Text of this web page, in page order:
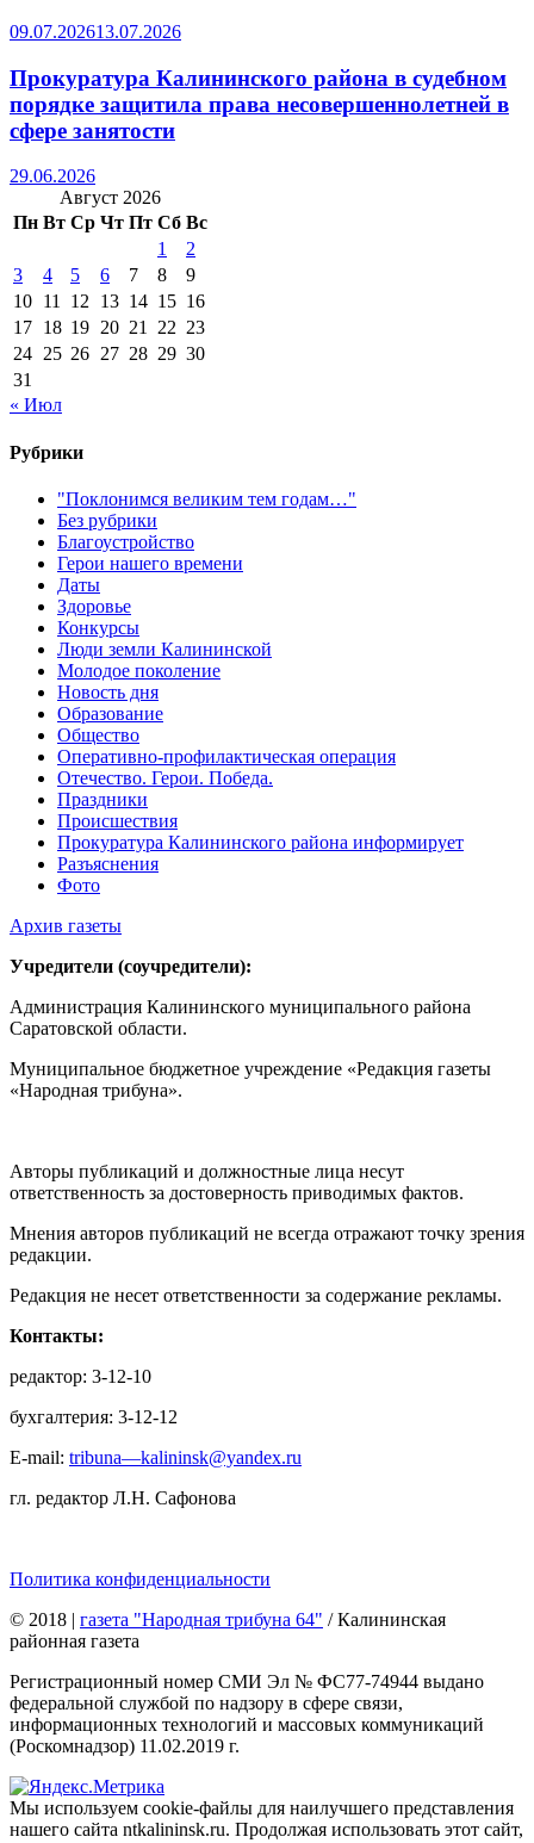
09.07.202613.07.2026
Прокуратура Калининского района в судебном
порядке защитила права несовершеннолетней в
сфере занятости
29.06.2026
Август 2026
Пн Вт Ср Чт Пт Сб Вс
1
2
3
4 5 6 7 8
9
10 11 12 13 14 15 16
17 18 19 20 21 22 23
24 25 26 27 28 29 30
31
« Июл
Рубрики
"Поклонимся великим тем годам…"
Без рубрики
Благоустройство
Герои нашего времени
Даты
Здоровье
Конкурсы
Люди земли Калининской
Молодое поколение
Новость дня
Образование
Общество
Оперативно-профилактическая операция
Отечество. Герои. Победа.
Праздники
Происшествия
Прокуратура Калининского района информирует
Разъяснения
Фото
Архив газеты
Учредители (соучредители):
Администрация Калининского муниципального района
Саратовской области.
Муниципальное бюджетное учреждение «Редакция газеты
«Народная трибуна».
Авторы публикаций и должностные лица несут
ответственность за достоверность приводимых фактов.
Мнения авторов публикаций не всегда отражают точку зрения
редакции.
Редакция не несет ответственности за содержание рекламы.
Контакты:
редактор: 3-12-10
бухгалтерия: 3-12-12
E-mail: tribuna—kalininsk@yandex.ru
гл. редактор Л.Н. Сафонова
Политика конфиденциальности
© 2018 | газета "Народная трибуна 64" / Калининская
районная газета
Регистрационный номер СМИ Эл № ФС77-74944 выдано
федеральной службой по надзору в сфере связи,
информационных технологий и массовых коммуникаций
(Роскомнадзор) 11.02.2019 г.
Мы используем cookie-файлы для наилучшего представления
нашего сайта ntkalininsk.ru. Продолжая использовать этот сайт,